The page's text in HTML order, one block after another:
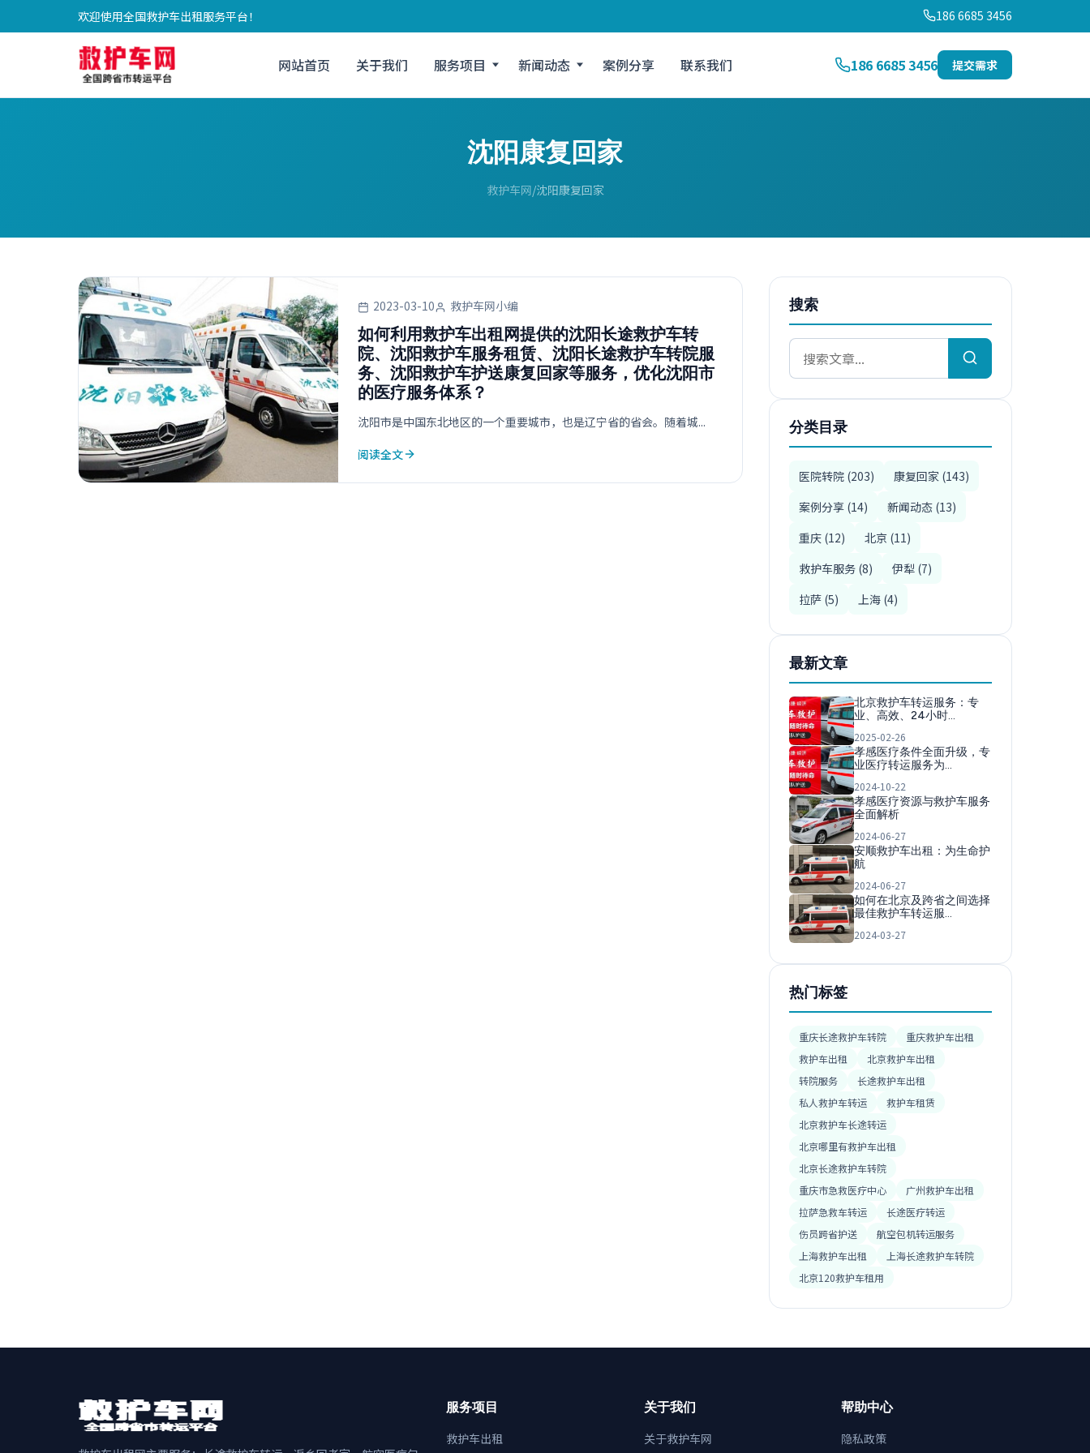
欢迎使用全国救护车出租服务平台！ 186 6685 3456
网站首页 关于我们 服务项目 新闻动态 案例分享 联系我们 186 6685 3456 提交需求
沈阳康复回家
救护车网 沈阳康复回家
2023-03-10 救护车网小编
如何利用救护车出租网提供的沈阳长途救护车转
院、沈阳救护车服务租赁、沈阳长途救护车转院服
务、沈阳救护车护送康复回家等服务，优化沈阳市
的医疗服务体系？
沈阳市是中国东北地区的一个重要城市，也是辽宁省的省会。随着城...
阅读全文
搜索
分类目录
医院转院 (203)
康复回家 (143)
案例分享 (14)
新闻动态 (13)
重庆 (12)
北京 (11)
救护车服务 (8)
伊犁 (7)
拉萨 (5)
上海 (4)
最新文章
北京救护车转运服务：专
业、高效、24小时…
2025-02-26
孝感医疗条件全面升级，专
业医疗转运服务为…
2024-10-22
孝感医疗资源与救护车服务
全面解析
2024-06-27
安顺救护车出租：为生命护
航
2024-06-27
如何在北京及跨省之间选择
最佳救护车转运服…
2024-03-27
热门标签
重庆长途救护车转院
重庆救护车出租
救护车出租
北京救护车出租
转院服务
长途救护车出租
私人救护车转运
救护车租赁
北京救护车长途转运
北京哪里有救护车出租
北京长途救护车转院
重庆市急救医疗中心
广州救护车出租
拉萨急救车转运
长途医疗转运
伤员跨省护送
航空包机转运服务
上海救护车出租
上海长途救护车转院
北京120救护车租用
服务项目
救护车出租
关于我们
关于救护车网
帮助中心
隐私政策